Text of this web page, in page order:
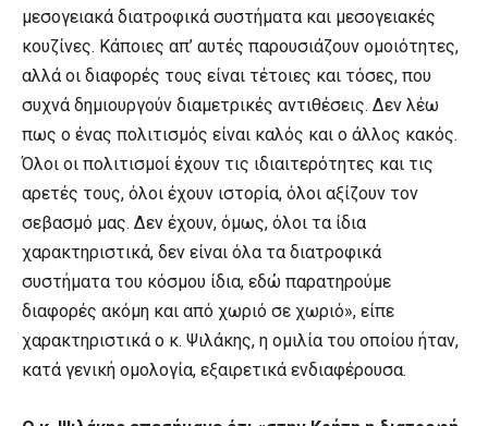
μεσογειακά διατροφικά συστήματα και μεσογειακές
κουζίνες. Κάποιες απ’ αυτές παρουσιάζουν ομοιότητες,
αλλά οι διαφορές τους είναι τέτοιες και τόσες, που
συχνά δημιουργούν διαμετρικές αντιθέσεις. Δεν λέω
πως ο ένας πολιτισμός είναι καλός και ο άλλος κακός.
Όλοι οι πολιτισμοί έχουν τις ιδιαιτερότητες και τις
αρετές τους, όλοι έχουν ιστορία, όλοι αξίζουν τον
σεβασμό μας. Δεν έχουν, όμως, όλοι τα ίδια
χαρακτηριστικά, δεν είναι όλα τα διατροφικά
συστήματα του κόσμου ίδια, εδώ παρατηρούμε
διαφορές ακόμη και από χωριό σε χωριό», είπε
χαρακτηριστικά ο κ. Ψιλάκης, η ομιλία του οποίου ήταν,
κατά γενική ομολογία, εξαιρετικά ενδιαφέρουσα.